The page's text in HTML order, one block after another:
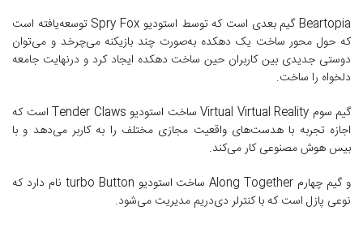
Beartopia گیم بعدی است که توسط استودیو Spry Fox توسعه‌یافته است
که حول محور ساخت یک دهکده به‌صورت چند بازیکنه می‌چرخد و می‌توان
دوستی جدیدی بین کاربران حین ساخت دهکده ایجاد کرد و درنهایت جامعه
دلخواه را ساخت.
گیم سوم Virtual Virtual Reality ساخت استودیو Tender Claws است که
اجازه تجربه با هدست‌های واقعیت مجازی مختلف را به کاربر می‌دهد و با
بیس هوش مصنوعی کار می‌کند.
و گیم چهارم Along Together ساخت استودیو turbo Button نام دارد که
نوعی پازل است که با کنترلر دی‌دریم مدیریت می‌شود.